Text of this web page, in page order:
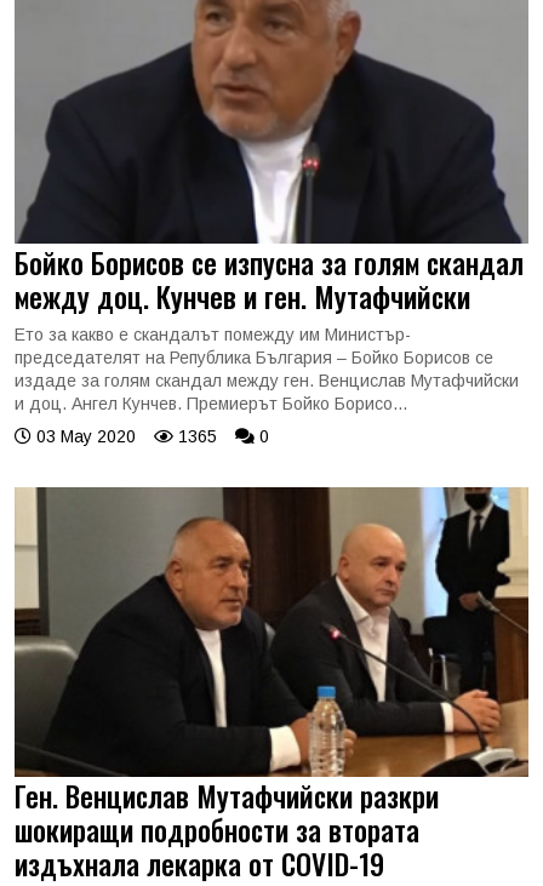
Бойко Борисов се изпусна за голям скандал
между доц. Кунчев и ген. Мутафчийски
Ето за какво е скандалът помежду им Министър-
председателят на Република България – Бойко Борисов се
издаде за голям скандал между ген. Венцислав Мутафчийски
и доц. Ангел Кунчев. Премиерът Бойко Борисо...
03 May 2020
1365 0
Ген. Венцислав Мутафчийски разкри
шокиращи подробности за втората
издъхнала лекарка от COVID-19